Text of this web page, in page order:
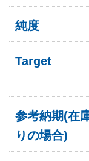
純度
Target
参考納期(在
りの場合)